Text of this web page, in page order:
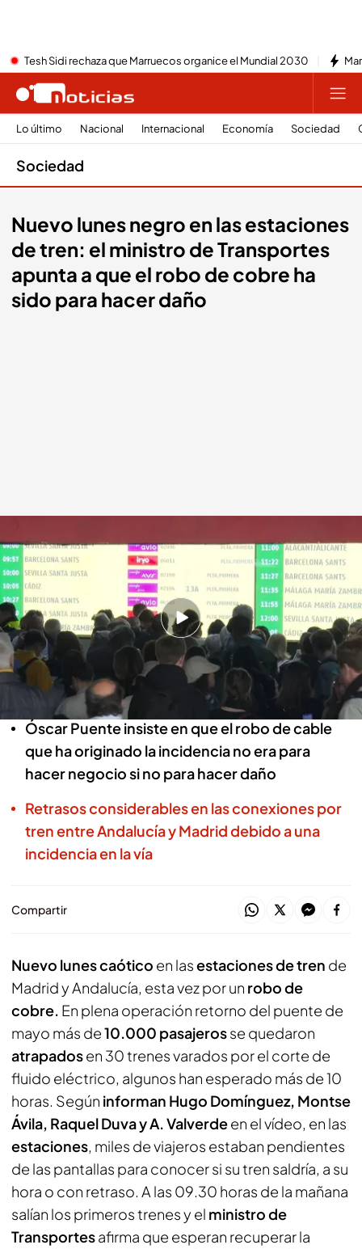
Tesh Sidi rechaza que Marruecos organice el Mundial 2030
Lo último Nacional Internacional Economía Sociedad
Sociedad
Nuevo lunes negro en las estaciones
de tren: el ministro de Transportes
apunta a que el robo de cobre ha
sido para hacer daño
Andalucía
Redacción digital Noticias Cuatro
05 MAY 2025 - 15:13h.
Un robo de cable de cobre dejaba a más de
10.000 pasajeros atrapados en 30 trenes
entre Madrid y Andalucía
Óscar Puente insiste en que el robo de cable
que ha originado la incidencia no era para
hacer negocio si no para hacer daño
Retrasos considerables en las conexiones por
tren entre Andalucía y Madrid debido a una
incidencia en la vía
Compartir
Nuevo lunes caótico en lasestaciones de tren de
Madrid y Andalucía, esta vez por un robo de
cobre. En plena operación retorno del puente de
mayo más de10.000 pasajerosse quedaron
atrapadosen 30 trenes varados por el corte de
fluido eléctrico, algunos han esperado más de 10
horas. Según informan Hugo Domínguez, Montse
Ávila, Raquel Duva y A. Valverdeen el vídeo, en las
estaciones, miles de viajeros estaban pendientes
de las pantallas para conocer si su tren saldría, a su
hora o con retraso. A las 09.30 horas de la mañana
salían los primeros trenes y el ministro de
Transportesafirma que esperan recuperar la